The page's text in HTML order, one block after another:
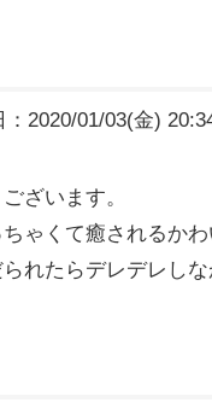
：2020/01/03(金)
ざいます。
ゃくて癒されるかわ
れたらデレデレしな